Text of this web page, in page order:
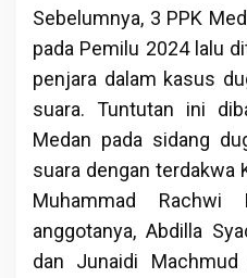
Sebelumnya, 3 PPK
pada Pemilu 2024 lalu
penjara dalam kasus
suara. Tuntutan ini
Medan pada sidang
suara dengan terdakwa
Muhammad Rachwi
anggotanya, Abdilla
dan Junaidi